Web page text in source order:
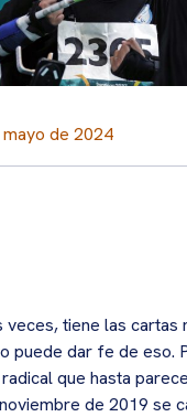
de 2024
veces, tiene las cartas
puede dar fe de eso.
que hasta
de 2019 se